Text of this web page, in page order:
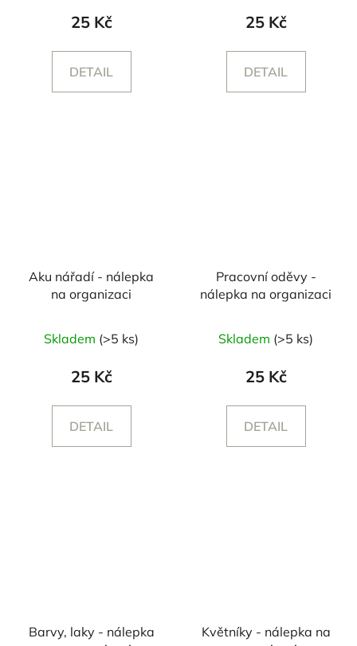
25 Kč
DETAIL
25 Kč
DETAIL
Aku nářadí - nálepka
na organizaci
Skladem (>5 ks)
25 Kč
DETAIL
Pracovní oděvy -
nálepka na organizaci
Skladem (>5 ks)
25 Kč
DETAIL
Barvy, laky - nálepka
Květníky - nálepka na